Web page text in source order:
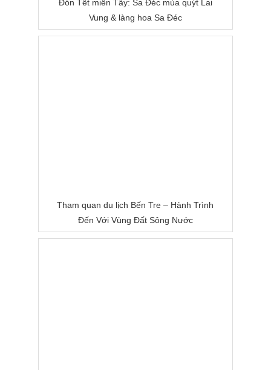
Đón Tết miền Tây: Sa Đéc mùa quýt Lai
Vung & làng hoa Sa Đéc
Tham quan du lịch Bến Tre – Hành Trình
Đến Với Vùng Đất Sông Nước